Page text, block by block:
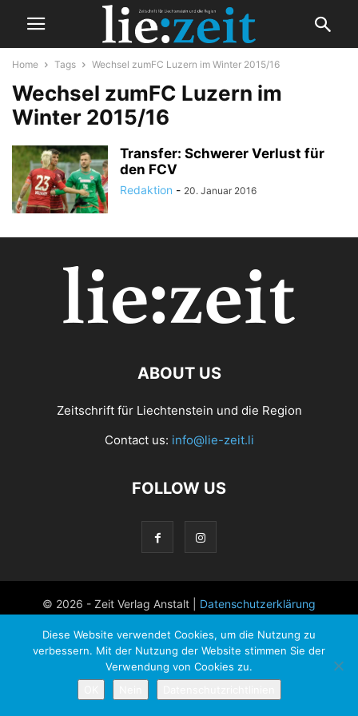
Home Tags Wechsel zumFC Luzern im Winter 2015/16
Wechsel zumFC Luzern im
Winter 2015/16
Transfer: Schwerer Verlust für
den FCV
Redaktion - 20. Januar 2016
ABOUT US
Zeitschrift für Liechtenstein und die Region
Contact us: info@lie-zeit.li
FOLLOW US
© 2026 - Zeit Verlag Anstalt | Datenschutzerklärung
Diese Website verwendet Cookies, um die Nutzung zu
verbessern. Mit der Nutzung der Website stimmen Sie der
Verwendung von Cookies zu.